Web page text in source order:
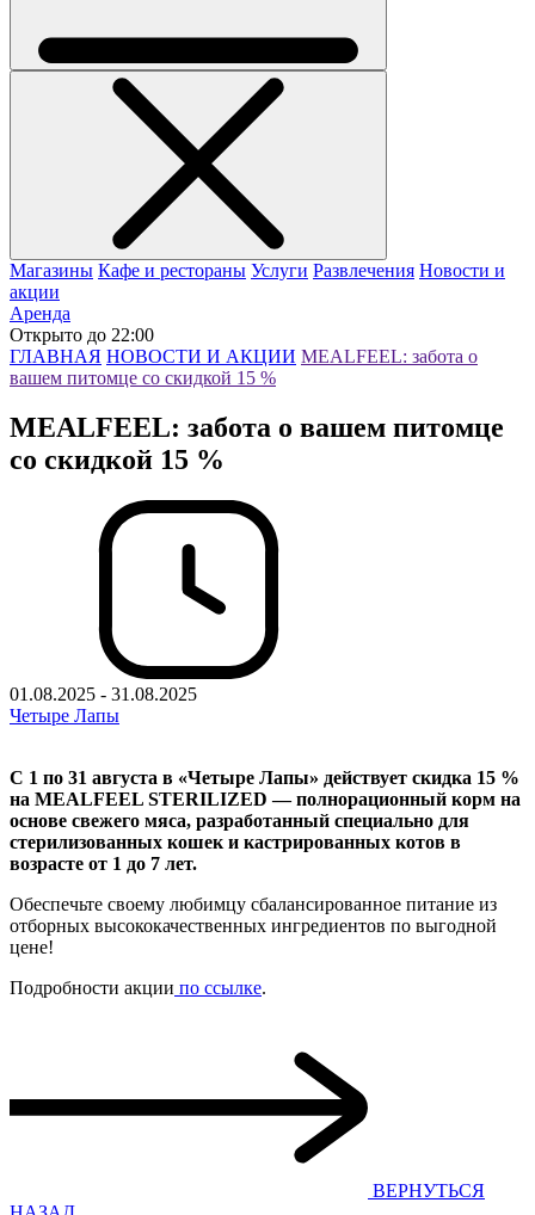
Магазины Кафе и рестораны Услуги Развлечения Новости и
акции
Аренда
Открыто до 22:00
ГЛАВНАЯ НОВОСТИ И АКЦИИ MEALFEEL: забота о
вашем питомце со скидкой 15 %
MEALFEEL: забота о вашем питомце
со скидкой 15 %
01.08.2025 - 31.08.2025
Четыре Лапы
С 1 по 31 августа в «Четыре Лапы» действует скидка 15 %
на MEALFEEL STERILIZED — полнорационный корм на
основе свежего мяса, разработанный специально для
стерилизованных кошек и кастрированных котов в
возрасте от 1 до 7 лет.
Обеспечьте своему любимцу сбалансированное питание из
отборных высококачественных ингредиентов по выгодной
цене!
Подробности акции по ссылке.
ВЕРНУТЬСЯ